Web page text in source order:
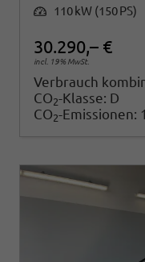
Leistung 110 kW (150 PS)
30.290,– €
incl. 19% MwSt.
Verbrauch
CO2-Klasse: D
CO2-Emissionen: